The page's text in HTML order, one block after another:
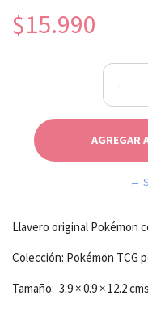
$15.990
-
←
Llavero original Pokémon
Colección: Pokémon TCG
Tamaño: 3.9 × 0.9 × 12.2 cms